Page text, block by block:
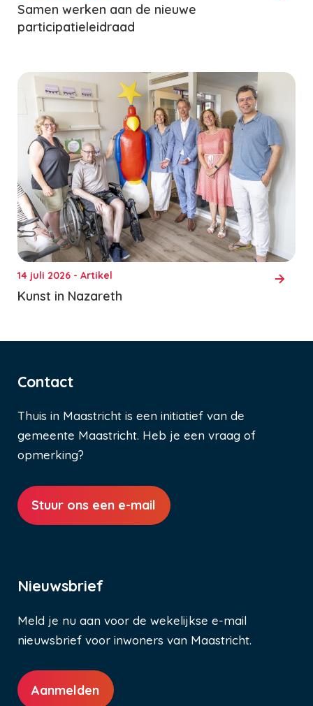
Samen werken aan de nieuwe
participatieleidraad
14 juli 2026 - Artikel
Kunst in Nazareth
Contact
Thuis in Maastricht is een initiatief van de
gemeente Maastricht. Heb je een vraag of
opmerking?
Stuur ons een e-mail
Nieuwsbrief
Meld je nu aan voor de wekelijkse e-mail
nieuwsbrief voor inwoners van Maastricht.
Aanmelden